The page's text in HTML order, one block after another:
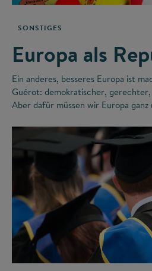
SONSTIGES
Europa als
Ein anderes, besseres Europa ist
Guérot: demokratischer,
Aber dafür müssen wir Europa ganz